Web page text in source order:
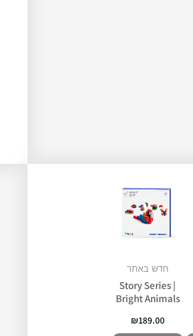
חדש באתר
Story Series |
Bright Animals
₪189.00